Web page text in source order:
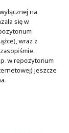
na
się w
wraz z
w repozytorium
jeszcze